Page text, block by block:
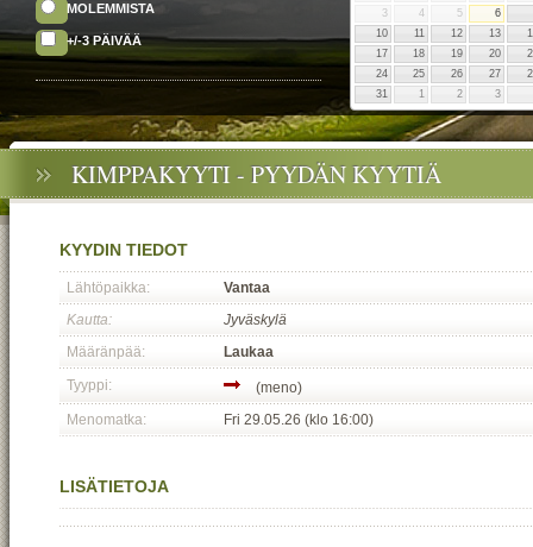
MOLEMMISTA
+/-3 PÄIVÄÄ
3
4 5
6
10
11 12 13
17
18 19 20
24
25 26 27
31
1 2 3
KIMPPAKYYTI - PYYDÄN KYYTIÄ
KYYDIN TIEDOT
Lähtöpaikka:
Vantaa
Kautta:
Jyväskylä
Määränpää:
Laukaa
Tyyppi:
(meno)
Menomatka:
Fri 29.05.26 (klo 16:00)
LISÄTIETOJA